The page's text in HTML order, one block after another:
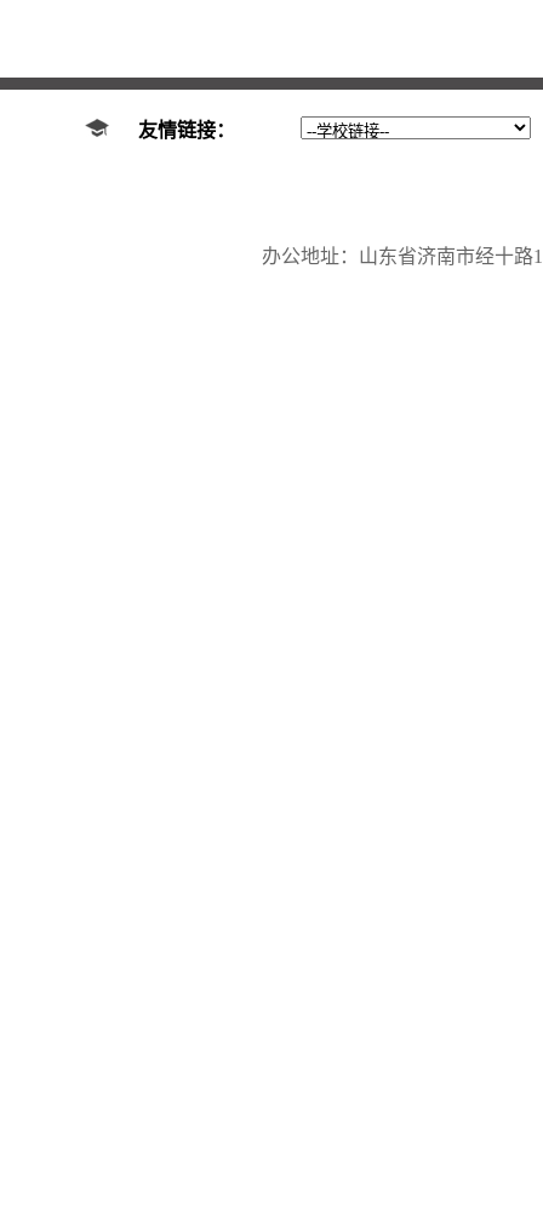
友情链接：
办公地址：山东省济南市经十路